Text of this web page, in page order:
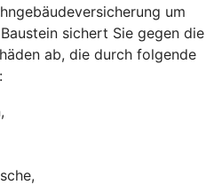
um
sichert Sie gegen die
ab, die durch folgende